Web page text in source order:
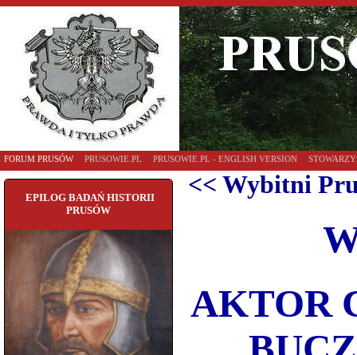
FORUM PRUSÓW PRUSOWIE.PL PRUSOWIE.PL - ENGLISH VERSION
EPILOG BADAŃ HISTORII
PRUSÓW
<< Wybitni
AKTOR